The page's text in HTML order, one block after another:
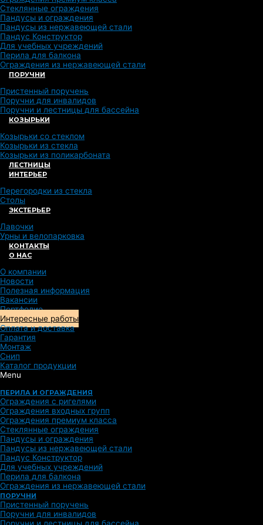
Стеклянные ограждения
Пандусы и ограждения
Пандусы из нержавеющей стали
Пандус Конструктор
Для учебных учреждений
Перила для балкона
Ограждения из нержавеющей стали
ПОРУЧНИ
Пристенный поручень
Поручни для инвалидов
Поручни и лестницы для бассейна
КОЗЫРЬКИ
Козырьки со стеклом
Козырьки из стекла
Козырьки из поликарбоната
ЛЕСТНИЦЫ
ИНТЕРЬЕР
Перегородки из стекла
Столы
ЭКСТЕРЬЕР
Лавочки
Урны и велопарковка
КОНТАКТЫ
О НАС
О компании
Новости
Полезная информация
Вакансии
Портфолио
Интересные работы
Оплата и доставка
Гарантия
Монтаж
Снип
Каталог продукции
Menu
ПЕРИЛА И ОГРАЖДЕНИЯ
Ограждения с ригелями
Ограждения входных групп
Ограждения премиум класса
Стеклянные ограждения
Пандусы и ограждения
Пандусы из нержавеющей стали
Пандус Конструктор
Для учебных учреждений
Перила для балкона
Ограждения из нержавеющей стали
ПОРУЧНИ
Пристенный поручень
Поручни для инвалидов